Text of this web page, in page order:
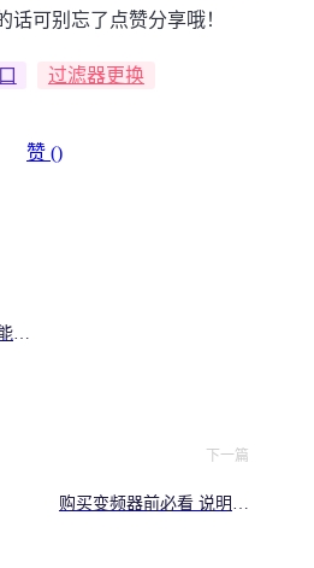
话可别忘了点赞分享哦！
过滤器更换
赞 ()
省
下一篇
购买变频器前必看 说明书